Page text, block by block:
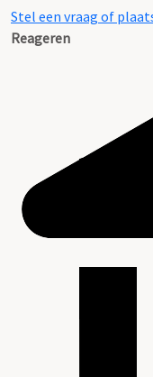
Stel een vraag of
Reageren